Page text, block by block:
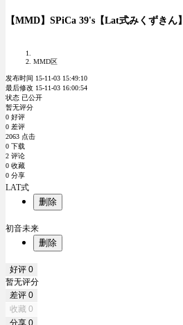
【MMD】SPiCa 39's【Lat式みくずきん】
MMD区
发布时间 15-11-03 15:49:10
最后修改 15-11-03 16:00:54
状态 已公开
暂无评分
0 好评
0 差评
2063 点击
0 下载
2 评论
0 收藏
0 分享
LAT式
删除
初音未来
删除
好评 0
暂无评分
差评 0
收藏 0